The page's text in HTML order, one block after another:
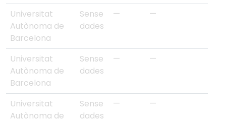
Universitat
Autònoma de
Barcelona
Sense
dades
— —
Universitat
Autònoma de
Barcelona
Sense
dades
— —
Universitat
Autònoma de
Sense
dades
— —